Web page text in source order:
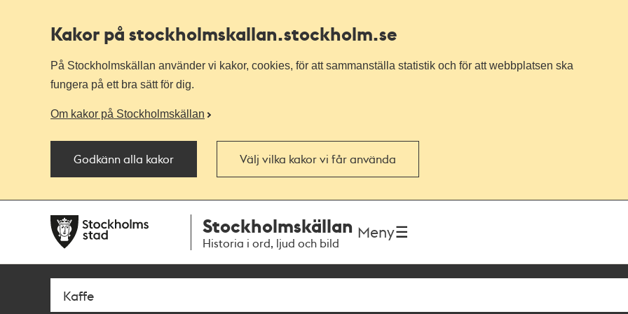
Kakor på stockholmskallan.stockholm.se
På Stockholmskällan använder vi kakor, cookies, för att sammanställa statistik och för att webbplatsen ska
fungera på ett bra sätt för dig.
Om kakor på Stockholmskällan
Godkänn alla kakor Välj vilka kakor vi får använda
navigationen
huvudinnehållet
Stockholmskällan
Historia i ord, ljud och bild
Meny
Sök